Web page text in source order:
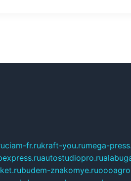
ciam-fr.rukraft-you.rumega-
autostudiopro.ru
budem-znakomye.ru